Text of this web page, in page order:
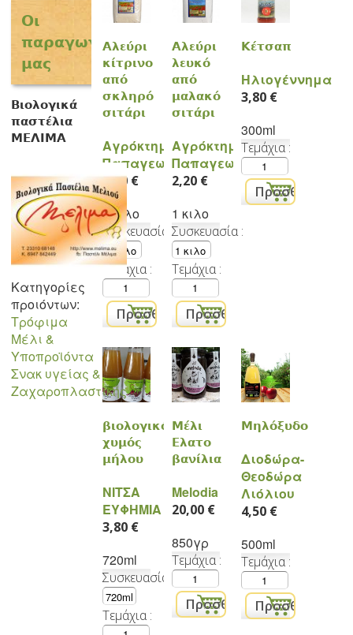
Οι
παραγωγοί
μας
Βιολογικά
παστέλια
ΜΕΛΙΜΑ
Κατηγορίες
προιόντων:
Τρόφιμα
Μέλι &
Υποπροϊόντα
Σνακ υγείας &
Ζαχαροπλαστικής
Αλεύρι
κίτρινο
από
σκληρό
σιτάρι
Αγρόκτημα
Παπαγεωργίου
2,20 €
1 κιλο
Συσκευασία
Τεμάχια
Αλεύρι
λευκό
από
μαλακό
σιτάρι
Αγρόκτημα
Παπαγεωργίου
2,20 €
1 κιλο
Συσκευασία
Τεμάχια
Κέτσαπ
Ηλιογέννημα
3,80 €
300ml
Τεμάχια
βιολογικός
χυμός
μήλου
ΝΙΤΣΑ
ΕΥΦΗΜΙΑ
3,80 €
720ml
Συσκευασία
Τεμάχια
Μέλι
Ελατο
βανίλια
Melodia
20,00 €
850γρ
Τεμάχια
Μηλόξυδο
Διοδώρα-
Θεοδώρα
Λιόλιου
4,50 €
500ml
Τεμάχια